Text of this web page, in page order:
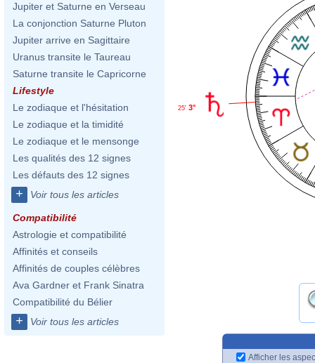
Jupiter et Saturne en Verseau
La conjonction Saturne Pluton
Jupiter arrive en Sagittaire
Uranus transite le Taureau
Saturne transite le Capricorne
Lifestyle
Le zodiaque et l'hésitation
Le zodiaque et la timidité
Le zodiaque et le mensonge
Les qualités des 12 signes
Les défauts des 12 signes
+ Voir tous les articles
Compatibilité
Astrologie et compatibilité
Affinités et conseils
Affinités de couples célèbres
Ava Gardner et Frank Sinatra
Compatibilité du Bélier
+ Voir tous les articles
3°
25'
Afficher les